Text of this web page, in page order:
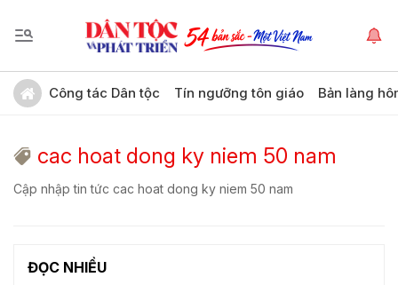
Công tác Dân tộc Tín ngưỡng tôn giáo Bản làng
cac hoat dong ky niem 50 nam
Cập nhập tin tức cac hoat dong ky niem 50 nam
ĐỌC NHIỀU